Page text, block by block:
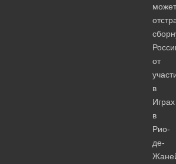
может
от
в
Играх
в
Рио-
де-